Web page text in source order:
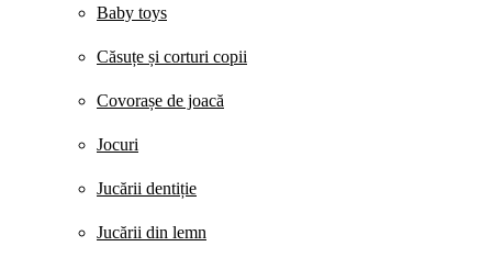
Baby toys
Căsuțe și corturi copii
Covorașe de joacă
Jocuri
Jucării dentiție
Jucării din lemn